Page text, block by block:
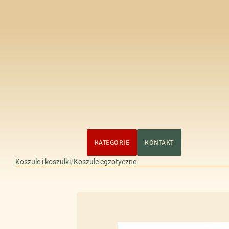
KATEGORIE KONTAKT
Koszule i koszulki/Koszule egzotyczne